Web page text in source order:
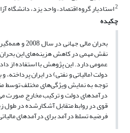
2استادیار گروه اقتصاد، واحد یزد، دانشگاه
چکیده
بحران مالی جهانی در سال 2008 و همه‌گیری اخیر بیماری کرونا ویروس (
نقش مهمی در کاهش هزینه‌های این
دولت (مالیاتی و نفتی) در ایران پرداخته،
توجه به نمایش ویژگی‌های مختلف توسط
درآمدهای دولت و ترکیب مخارج صورت
قوی در روابط متقابل آشکارشده در طول
فرضیه تسلط درآمد برای درآمدهای